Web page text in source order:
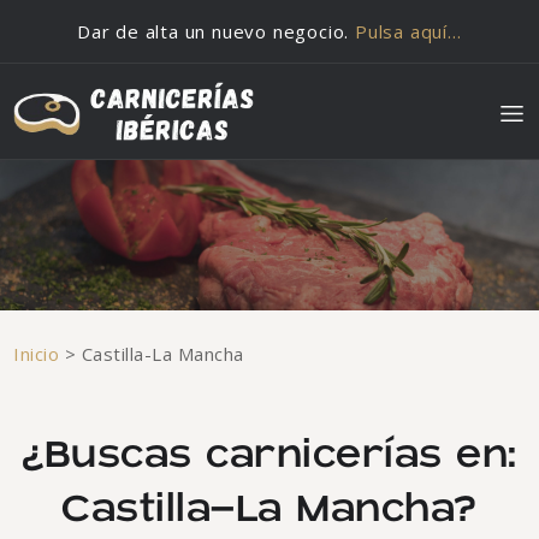
Dar de alta un nuevo negocio. Pulsa aquí…
Inicio > Castilla-La Mancha
¿Buscas carnicerías en:
Castilla-La Mancha?